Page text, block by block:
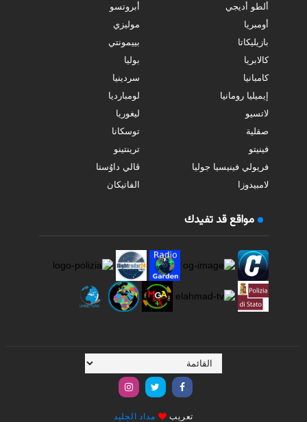
ألطو أديجي
أبروتسو
أومبريا
موليزي
بازيليكاتا
بييمونتي
كالابريا
بوليا
كامبانيا
سردينيا
إيميليا رومانيا
لومبارديا
لاتسيو
ليغوريا
صقلية
توسكانا
فينيتو
ترينتينو
فريولي فينيسيا جوليا
ڤالي داوُستا
لامبيدوزا
الفاتيكان
مواقع قد تفيدك
تعريب مداد الجليد